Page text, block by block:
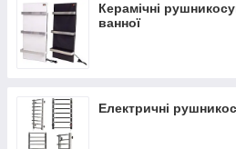
Керамічні
ванної
Електричні